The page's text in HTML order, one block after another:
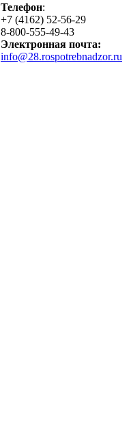
Телефон:
+7 (4162) 52-56-29
8-800-555-49-43
Электронная почта:
info@28.rospotrebnadzor.ru